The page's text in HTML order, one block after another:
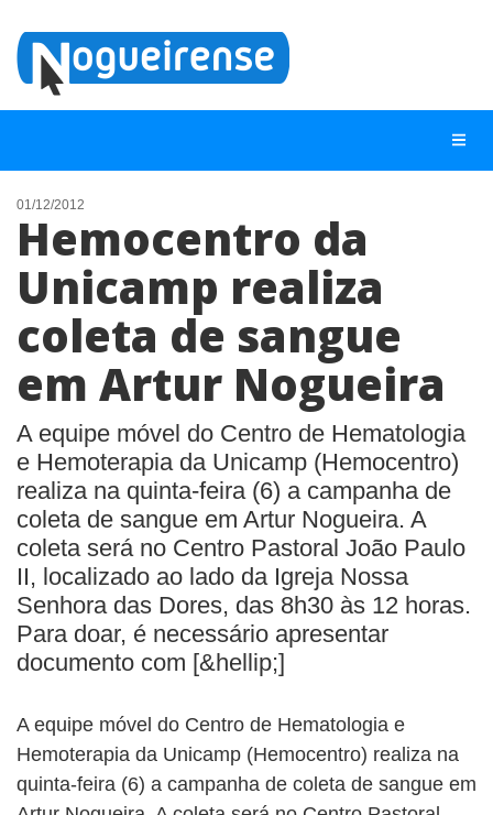
NOTÍCIAS
LISTA DIGITAL
TELEFONES ÚTEIS
CONTATO
ANUNCIE
BUSCAR
01/12/2012
Hemocentro da
Unicamp realiza
coleta de sangue
em Artur Nogueira
A equipe móvel do Centro de Hematologia
e Hemoterapia da Unicamp (Hemocentro)
realiza na quinta-feira (6) a campanha de
coleta de sangue em Artur Nogueira. A
coleta será no Centro Pastoral João Paulo
II, localizado ao lado da Igreja Nossa
Senhora das Dores, das 8h30 às 12 horas.
Para doar, é necessário apresentar
documento com [&hellip;]
A equipe móvel do Centro de Hematologia e
Hemoterapia da Unicamp (Hemocentro) realiza na
quinta-feira (6) a campanha de coleta de sangue em